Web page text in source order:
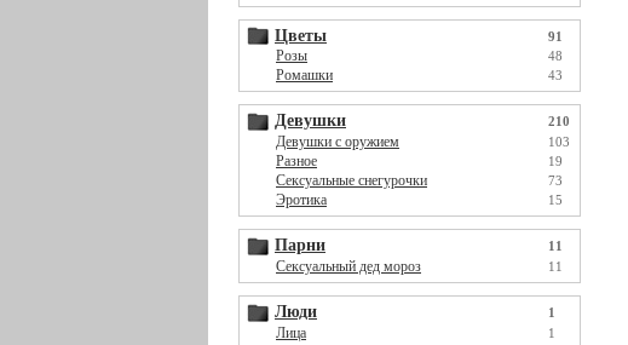
Цветы 91
Розы 48
Ромашки 43
Девушки 210
Девушки с оружием 103
Разное 19
Сексуальные снегурочки 73
Эротика 15
Парни 11
Сексуальный дед мороз 11
Люди 1
Лица 1